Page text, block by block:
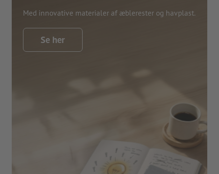
Med innovative materialer af æblerester og havplast.
Se her